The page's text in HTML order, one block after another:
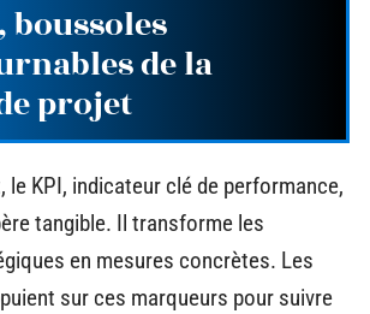
boussoles
de la
projet
le KPI, indicateur clé de performance,
tangible. Il transforme les
en mesures concrètes. Les
sur ces marqueurs pour suivre